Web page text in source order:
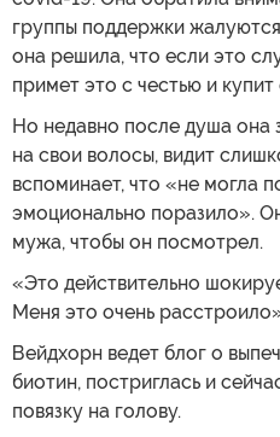
группы поддержки
она решила, что если это
примет это с честью и
Но недавно после душа она
на свои волосы, видит
вспоминает, что «не могла
эмоционально поразило».
мужа, чтобы он посмотрел.
«Это действительно
Меня это очень
Вейдхорн ведет блог о
биотин, постриглась и
повязку на голову.